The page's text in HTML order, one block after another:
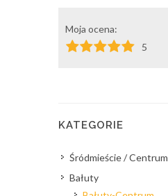
Moja ocena:
5
KATEGORIE
Śródmieście / Centrum
Bałuty